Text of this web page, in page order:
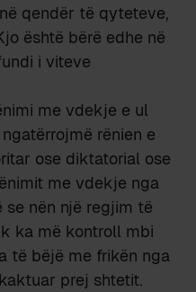
qendër të qyteteve,
është bërë edhe në
i viteve
me vdekje e ul
rënien e
ose diktatorial ose
me vdekje nga
nën një regjim të
ka më kontroll mbi
të bëjë me frikën nga
prej shtetit.